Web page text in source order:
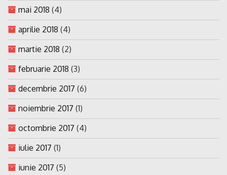
mai 2018 (4)
aprilie 2018 (4)
martie 2018 (2)
februarie 2018 (3)
decembrie 2017 (6)
noiembrie 2017 (1)
octombrie 2017 (4)
iulie 2017 (1)
iunie 2017 (5)